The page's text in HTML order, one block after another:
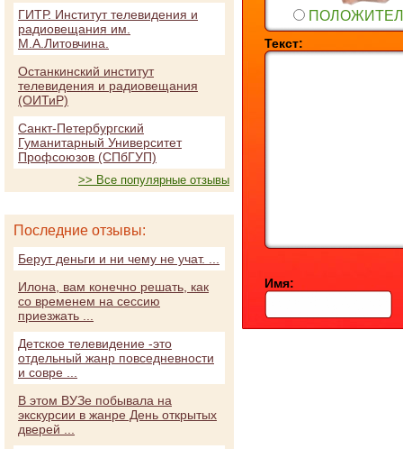
Текст:
Имя:
ГИТР. Институт телевидения и
радиовещания им.
М.А.Литовчина.
Останкинский институт
телевидения и радиовещания
(ОИТиР)
Санкт-Петербургский
Гуманитарный Университет
Профсоюзов (СПбГУП)
>> Все популярные отзывы
Последние отзывы:
Берут деньги и ни чему не учат. ...
Илона, вам конечно решать, как
со временем на сессию
приезжать ...
Детское телевидение -это
отдельный жанр повседневности
и совре ...
В этом ВУЗе побывала на
экскурсии в жанре День открытых
дверей ...